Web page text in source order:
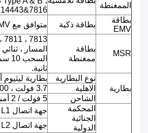
الممغنطة
14443&7816
بطاقة
EMV
بطاقة ذكية متوافق مع EMV و PBOC
MSR
بطاقة
ممغنطة
المسار ،
ثانية.
بطارية
نوع البطارية
بطارية ليثيوم
الاهلية
3.7 فولت ، 5800 مللي أمبير
الشاحن
5 فولت / 2 أمبير
المحكمة
الجنائية
الدولية
جهة اتصال EMV L1 / PBCO L1
جهة اتصال EMV L2 / PBOC L2